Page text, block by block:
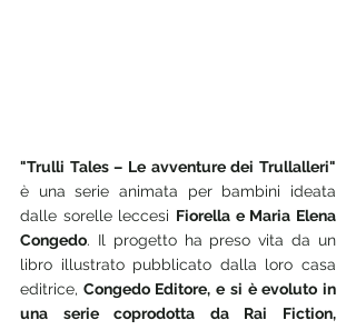
"Trulli Tales – Le avventure dei Trullalleri"
è una serie animata per bambini ideata
dalle sorelle leccesi Fiorella e Maria Elena
Congedo. Il progetto ha preso vita da un
libro illustrato pubblicato dalla loro casa
editrice, Congedo Editore, e si è evoluto in
una serie coprodotta da Rai Fiction,